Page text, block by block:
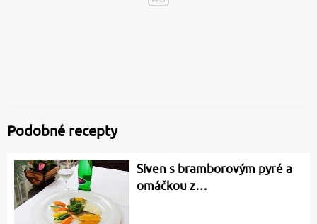
Podobné recepty
Siven s bramborovým pyré a
omáčkou z…